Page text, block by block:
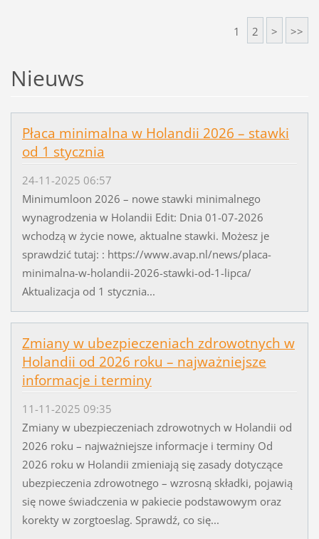
1 2 > >>
Nieuws
Płaca minimalna w Holandii 2026 – stawki
od 1 stycznia
24-11-2025 06:57
Minimumloon 2026 – nowe stawki minimalnego
wynagrodzenia w Holandii Edit: Dnia 01-07-2026
wchodzą w życie nowe, aktualne stawki. Możesz je
sprawdzić tutaj: : https://www.avap.nl/news/placa-
minimalna-w-holandii-2026-stawki-od-1-lipca/
Aktualizacja od 1 stycznia...
Zmiany w ubezpieczeniach zdrowotnych w
Holandii od 2026 roku – najważniejsze
informacje i terminy
11-11-2025 09:35
Zmiany w ubezpieczeniach zdrowotnych w Holandii od
2026 roku – najważniejsze informacje i terminy Od
2026 roku w Holandii zmieniają się zasady dotyczące
ubezpieczenia zdrowotnego – wzrosną składki, pojawią
się nowe świadczenia w pakiecie podstawowym oraz
korekty w zorgtoeslag. Sprawdź, co się...